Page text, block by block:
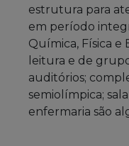
estrutura para
em período
Química, Física e
leitura e de
auditórios;
semiolímpica;
enfermaria são